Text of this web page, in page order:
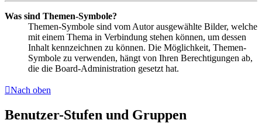
Was sind Themen-Symbole?
Themen-Symbole sind vom Autor ausgewählte Bilder, welche
mit einem Thema in Verbindung stehen können, um dessen
Inhalt kennzeichnen zu können. Die Möglichkeit, Themen-
Symbole zu verwenden, hängt von Ihren Berechtigungen ab,
die die Board-Administration gesetzt hat.
Nach oben
Benutzer-Stufen und Gruppen